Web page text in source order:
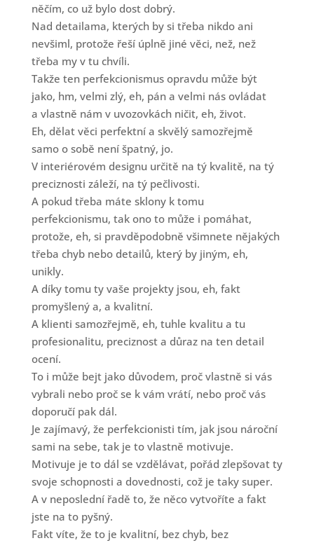
něčím, co už bylo dost dobrý.
Nad detailama, kterých by si třeba nikdo ani
nevšiml, protože řeší úplně jiné věci, než, než
třeba my v tu chvíli.
Takže ten perfekcionismus opravdu může být
jako, hm, velmi zlý, eh, pán a velmi nás ovládat
a vlastně nám v uvozovkách ničit, eh, život.
Eh, dělat věci perfektní a skvělý samozřejmě
samo o sobě není špatný, jo.
V interiérovém designu určitě na tý kvalitě, na tý
preciznosti záleží, na tý pečlivosti.
A pokud třeba máte sklony k tomu
perfekcionismu, tak ono to může i pomáhat,
protože, eh, si pravděpodobně všimnete nějakých
třeba chyb nebo detailů, který by jiným, eh,
unikly.
A díky tomu ty vaše projekty jsou, eh, fakt
promyšlený a, a kvalitní.
A klienti samozřejmě, eh, tuhle kvalitu a tu
profesionalitu, preciznost a důraz na ten detail
ocení.
To i může bejt jako důvodem, proč vlastně si vás
vybrali nebo proč se k vám vrátí, nebo proč vás
doporučí pak dál.
Je zajímavý, že perfekcionisti tím, jak jsou nároční
sami na sebe, tak je to vlastně motivuje.
Motivuje je to dál se vzdělávat, pořád zlepšovat ty
svoje schopnosti a dovednosti, což je taky super.
A v neposlední řadě to, že něco vytvoříte a fakt
jste na to pyšný.
Fakt víte, že to je kvalitní, bez chyb, bez